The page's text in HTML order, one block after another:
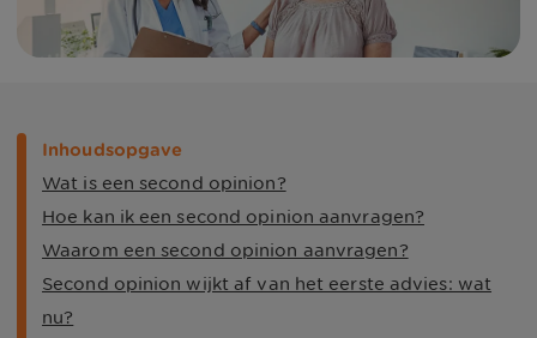
Inhoudsopgave
Wat is een second opinion?
Hoe kan ik een second opinion aanvragen?
Waarom een second opinion aanvragen?
Second opinion wijkt af van het eerste advies: wat
nu?